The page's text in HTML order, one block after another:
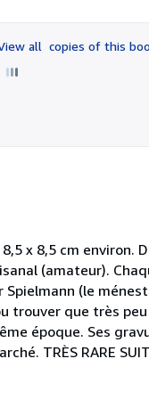
of
5
all copies of this
x 8,5 cm
(amateur).
(le
trouver que très
époque. Ses
TRÈS RARE